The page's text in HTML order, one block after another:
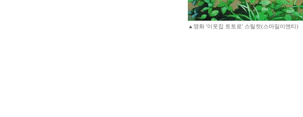
▲영화 '이웃집 토토로' 스틸컷(스마일이엔티)